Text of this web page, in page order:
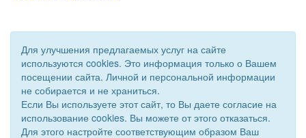
© 2011 - 2026 Уполномоченный по правам человека. Все
Для улучшения предлагаемых услуг на сайте
используются cookies. Это информация только о Вашем
посещении сайта. Личной и персональной информации
не собирается и не храниться.
Если Вы используете этот сайт, то Вы даете согласие на
использование cookies. Вы можете от этого отказаться.
Для этого настройте соответствующим образом Ваш